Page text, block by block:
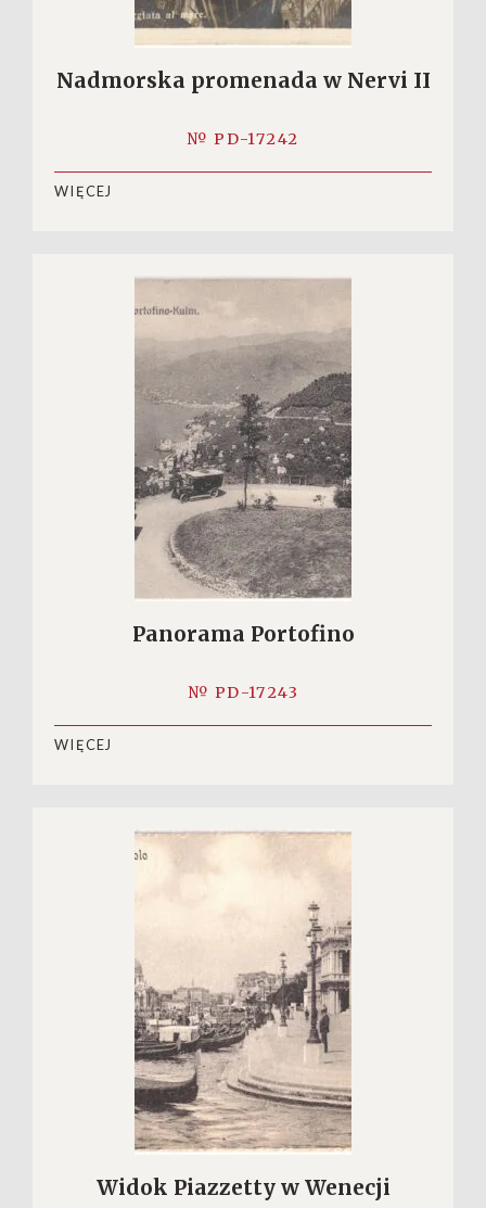
Nadmorska promenada w Nervi II
№ PD-17242
WIĘCEJ
Panorama Portofino
№ PD-17243
WIĘCEJ
Widok Piazzetty w Wenecji